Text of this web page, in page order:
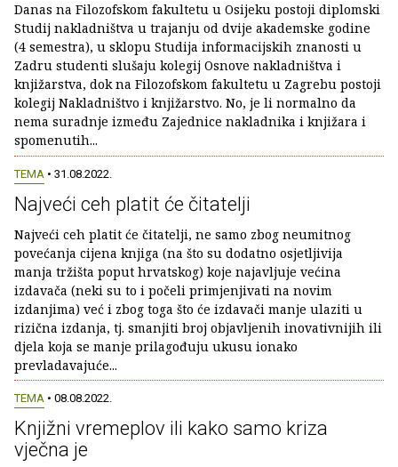
Danas na Filozofskom fakultetu u Osijeku postoji diplomski
Studij nakladništva u trajanju od dvije akademske godine
(4 semestra), u sklopu Studija informacijskih znanosti u
Zadru studenti slušaju kolegij Osnove nakladništva i
knjižarstva, dok na Filozofskom fakultetu u Zagrebu postoji
kolegij Nakladništvo i knjižarstvo. No, je li normalno da
nema suradnje između Zajednice nakladnika i knjižara i
spomenutih...
TEMA • 31.08.2022.
Najveći ceh platit će čitatelji
Najveći ceh platit će čitatelji, ne samo zbog neumitnog
povećanja cijena knjiga (na što su dodatno osjetljivija
manja tržišta poput hrvatskog) koje najavljuje većina
izdavača (neki su to i počeli primjenjivati na novim
izdanjima) već i zbog toga što će izdavači manje ulaziti u
rizična izdanja, tj. smanjiti broj objavljenih inovativnijih ili
djela koja se manje prilagođuju ukusu ionako
prevladavajuće...
TEMA • 08.08.2022.
Knjižni vremeplov ili kako samo kriza
vječna je